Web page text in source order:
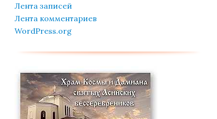
Лента записей
Лента комментариев
WordPress.org